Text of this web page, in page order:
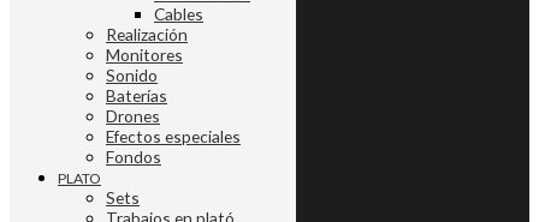
Cables
Realización
Monitores
Sonido
Baterías
Drones
Efectos especiales
Fondos
PLATO
Sets